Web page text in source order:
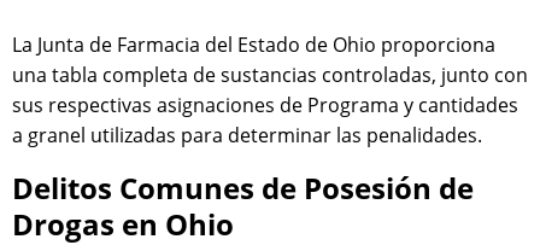
La Junta de Farmacia del Estado de Ohio proporciona
una tabla completa de sustancias controladas, junto con
sus respectivas asignaciones de Programa y cantidades
a granel utilizadas para determinar las penalidades.
Delitos Comunes de Posesión de
Drogas en Ohio